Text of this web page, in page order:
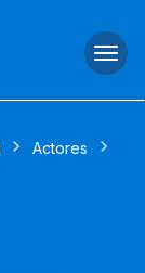
Actores